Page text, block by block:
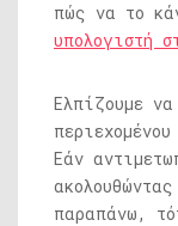
πώς να το
υπολογιστή
Ελπίζουμε
Εάν
παραπάνω,